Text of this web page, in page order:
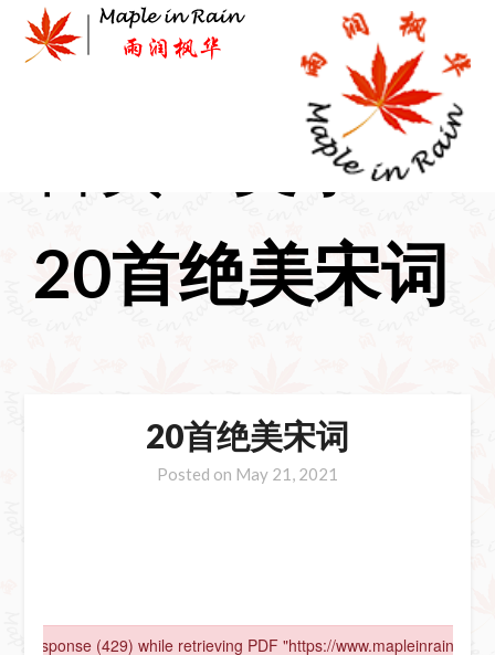
content
文学>
20首绝美宋词
20首绝美宋词
Posted on May 21, 2021